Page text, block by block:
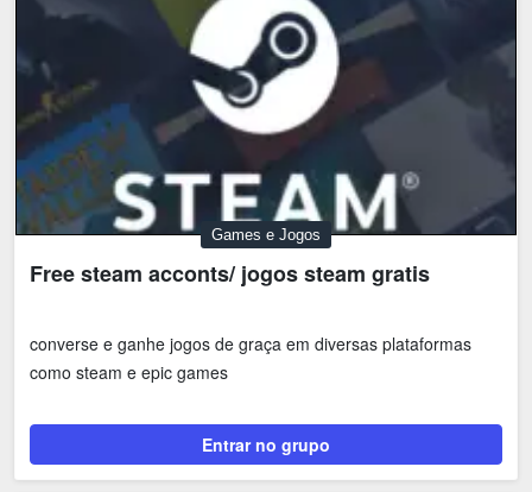
Games e Jogos
Free steam acconts/ jogos steam gratis
converse e ganhe jogos de graça em diversas plataformas
como steam e epic games
Entrar no grupo